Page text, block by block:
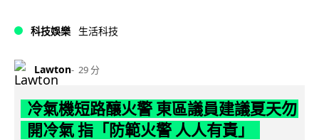
科技娛樂 生活科技
Lawton 29 分
冷氣機短路釀火警 東區議員建議夏天勿
開冷氣 指「防範火警 人人有責」